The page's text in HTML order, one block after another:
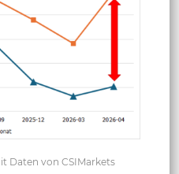
Daten von CSIMarkets